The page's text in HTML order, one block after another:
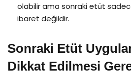
olabilir ama sonraki etüt
ibaret değildir.
Sonraki Etüt
Dikkat Edilmesi